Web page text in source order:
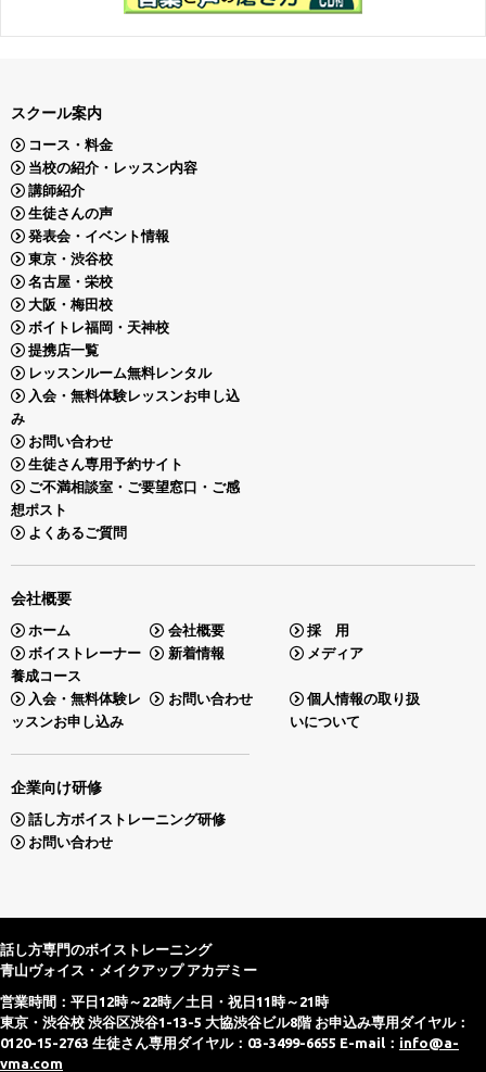
スクール案内
コース・料金
当校の紹介・レッスン内容
講師紹介
生徒さんの声
発表会・イベント情報
東京・渋谷校
名古屋・栄校
大阪・梅田校
ボイトレ福岡・天神校
提携店一覧
レッスンルーム無料レンタル
入会・無料体験レッスンお申し込
み
お問い合わせ
生徒さん専用予約サイト
ご不満相談室・ご要望窓口・ご感
想ポスト
よくあるご質問
会社概要
ホーム 会社概要
採 用
ボイストレーナー
養成コース
新着情報 メディア
入会・無料体験レ
ッスンお申し込み
お問い合わせ
個人情報の取り扱
いについて
企業向け研修
話し方ボイストレーニング研修
お問い合わせ
話し方専門のボイストレーニング
青山ヴォイス・メイクアップ アカデミー
営業時間：平日12時～22時／土日・祝日11時～21時
東京・渋谷校 渋谷区渋谷1-13-5 大協渋谷ビル8階 お申込み専用ダイヤル：
0120-15-2763 生徒さん専用ダイヤル：03-3499-6655 E-mail： info@a-
vma.com